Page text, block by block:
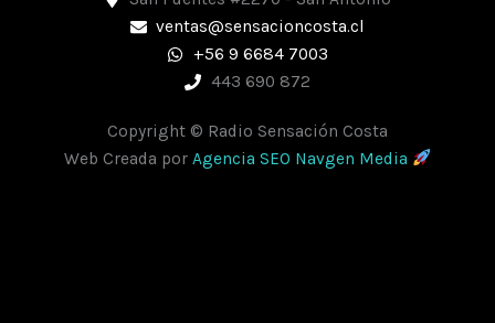
m
ventas@sensacioncosta.cl
+56 9 6684 7003
443 690 872
Copyright © Radio Sensación Costa
Web Creada por Agencia SEO Navgen Media